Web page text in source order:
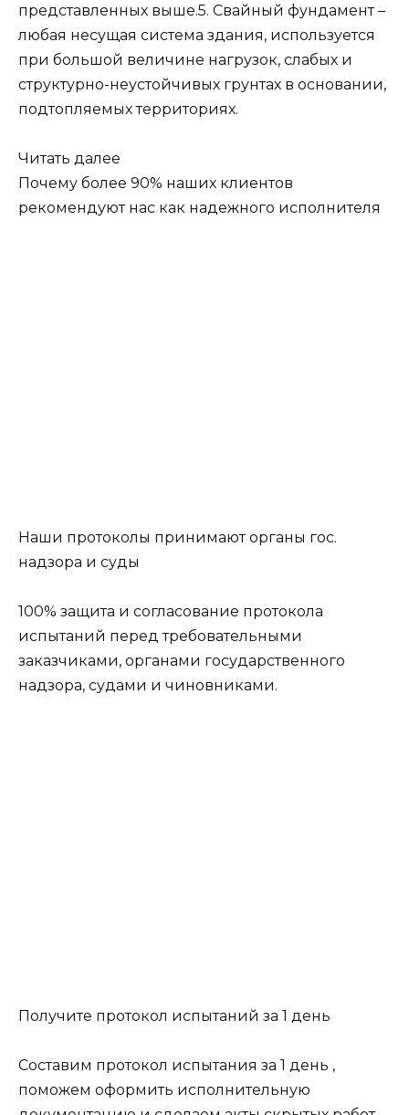
представленных выше.5. Свайный фундамент –
любая несущая система здания, используется
при большой величине нагрузок, слабых и
структурно-неустойчивых грунтах в основании,
подтопляемых территориях.
Читать далее
Почему более 90% наших клиентов
рекомендуют нас как надежного исполнителя
Наши протоколы принимают органы гос.
надзора и суды
100% защита и согласование протокола
испытаний перед требовательными
заказчиками, органами государственного
надзора, судами и чиновниками.
Получите протокол испытаний за 1 день
Составим протокол испытания за 1 день ,
поможем оформить исполнительную